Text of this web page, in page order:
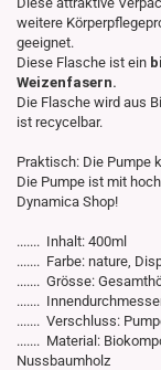
weitere
geeignet.
Diese Flasche ist ein
Weizenfasern.
Die Flasche wird aus
ist recycelbar.
Praktisch: Die Pumpe
Die Pumpe ist mit
Dynamica Shop!
....... Inhalt: 400ml
....... Farbe: nature,
....... Grösse:
.......
....... Verschluss:
....... Material:
Nussbaumholz